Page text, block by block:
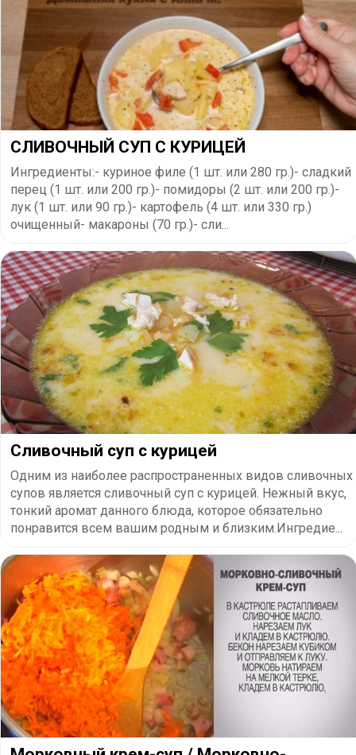
СЛИВОЧНЫЙ СУП С КУРИЦЕЙ
Ингредиенты:- куриное филе (1 шт. или 280 гр.)- сладкий
перец (1 шт. или 200 гр.)- помидоры (2 шт. или 200 гр.)-
лук (1 шт. или 90 гр.)- картофель (4 шт. или 330 гр.)
очищенный- макароны (70 гр.)- сли...
Сливочный суп с курицей
Одним из наиболее распространенных видов сливочных
супов является сливочный суп с курицей. Нежный вкус,
тонкий аромат данного блюда, которое обязательно
понравится всем вашим родным и близким.Ингредие...